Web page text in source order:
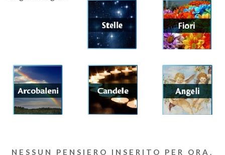
NESSUN PENSIERO INSERITO PER ORA.